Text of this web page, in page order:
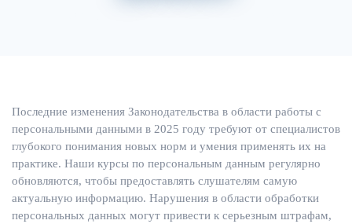
Последние изменения Законодательства в области работы с
персональными данными в 2025 году требуют от специалистов
глубокого понимания новых норм и умения применять их на
практике. Наши курсы по персональным данным регулярно
обновляются, чтобы предоставлять слушателям самую
актуальную информацию. Нарушения в области обработки
персональных данных могут привести к серьезным штрафам,